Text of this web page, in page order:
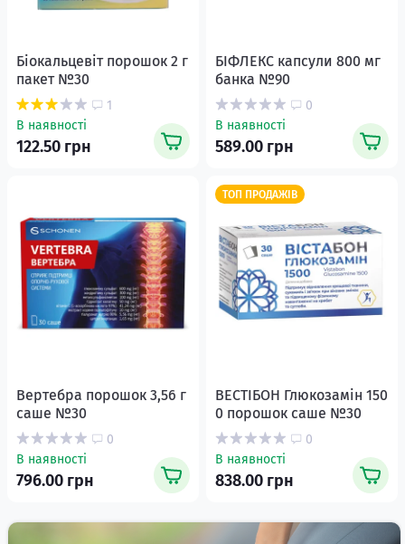
Біокальцевіт порошок 2 г
пакет №30
1
В наявності
122.50 грн
БІФЛЕКС капсули 800 мг
банка №90
0
В наявності
589.00 грн
Вертебра порошок 3,56 г
саше №30
0
В наявності
796.00 грн
ТОП ПРОДАЖІВ
ВЕСТІБОН Глюкозамін 150
0 порошок саше №30
0
В наявності
838.00 грн